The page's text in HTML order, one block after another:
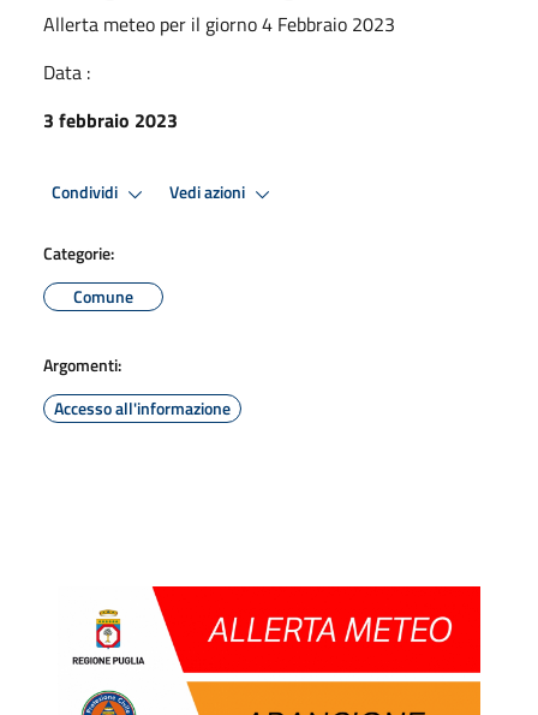
Allerta meteo per il giorno 4 Febbraio 2023
Data :
3 febbraio 2023
Condividi Vedi azioni
Categorie:
Comune
Argomenti:
Accesso all'informazione